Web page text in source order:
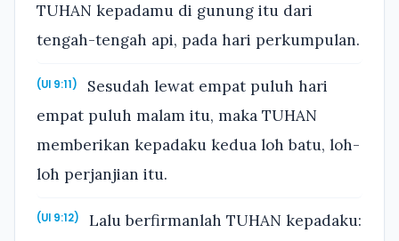
TUHAN kepadamu di gunung itu dari
tengah-tengah api, pada hari perkumpulan.
(Ul 9:11)
Sesudah lewat empat puluh hari
empat puluh malam itu, maka TUHAN
memberikan kepadaku kedua loh batu, loh-
loh perjanjian itu.
(Ul 9:12)
Lalu berfirmanlah TUHAN kepadaku: